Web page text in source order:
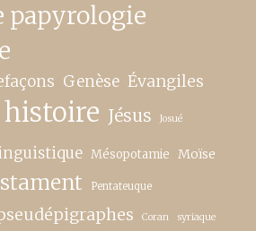
papyrologie
Genèse Évangiles
histoire Jésus Josué
Mésopotamie Moïse
Pentateuque
Coran syriaque